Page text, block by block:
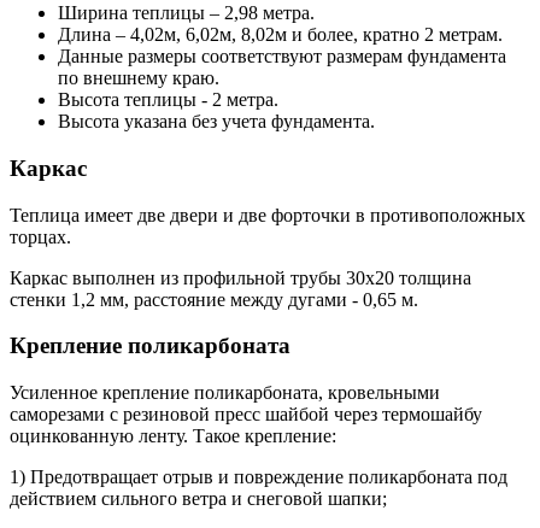
Ширина теплицы – 2,98 метра.
Длина – 4,02м, 6,02м, 8,02м и более, кратно 2 метрам.
Данные размеры соответствуют размерам фундамента
по внешнему краю.
Высота теплицы - 2 метра.
Высота указана без учета фундамента.
Каркас
Теплица имеет две двери и две форточки в противоположных
торцах.
Каркас выполнен из профильной трубы 30х20 толщина
стенки 1,2 мм, расстояние между дугами - 0,65 м.
Крепление поликарбоната
Усиленное крепление поликарбоната, кровельными
саморезами с резиновой пресс шайбой через термошайбу
оцинкованную ленту. Такое крепление:
1) Предотвращает отрыв и повреждение поликарбоната под
действием сильного ветра и снеговой шапки;